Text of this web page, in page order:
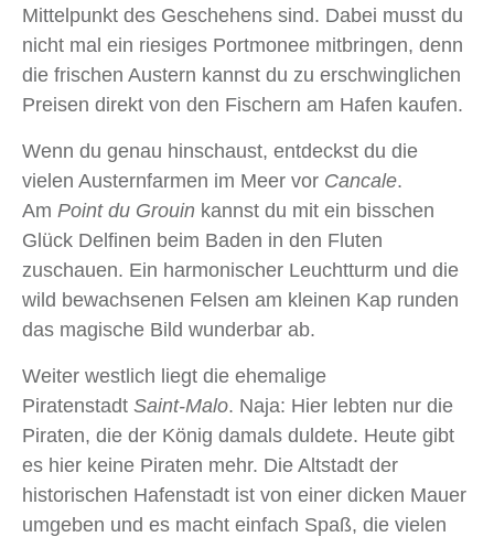
Mittelpunkt des Geschehens sind. Dabei musst du
nicht mal ein riesiges Portmonee mitbringen, denn
die frischen Austern kannst du zu erschwinglichen
Preisen direkt von den Fischern am Hafen kaufen.
Wenn du genau hinschaust, entdeckst du die
vielen Austernfarmen im Meer vor Cancale.
Am Point du Grouin kannst du mit ein bisschen
Glück Delfinen beim Baden in den Fluten
zuschauen. Ein harmonischer Leuchtturm und die
wild bewachsenen Felsen am kleinen Kap runden
das magische Bild wunderbar ab.
Weiter westlich liegt die ehemalige
Piratenstadt Saint-Malo. Naja: Hier lebten nur die
Piraten, die der König damals duldete. Heute gibt
es hier keine Piraten mehr. Die Altstadt der
historischen Hafenstadt ist von einer dicken Mauer
umgeben und es macht einfach Spaß, die vielen